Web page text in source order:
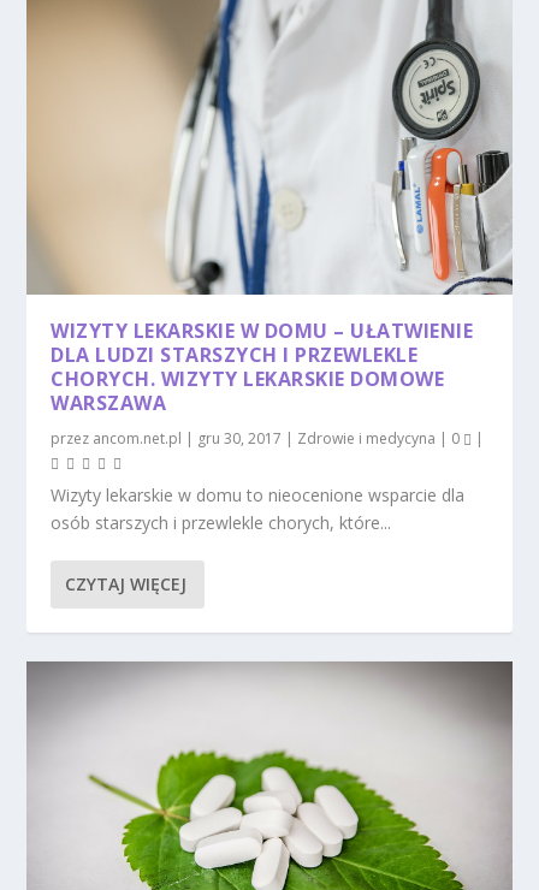
WIZYTY LEKARSKIE W DOMU – UŁATWIENIE
DLA LUDZI STARSZYCH I PRZEWLEKLE
CHORYCH. WIZYTY LEKARSKIE DOMOWE
WARSZAWA
przez ancom.net.pl | gru 30, 2017 | Zdrowie i medycyna | 0 |
Wizyty lekarskie w domu to nieocenione wsparcie dla
osób starszych i przewlekle chorych, które...
CZYTAJ WIĘCEJ